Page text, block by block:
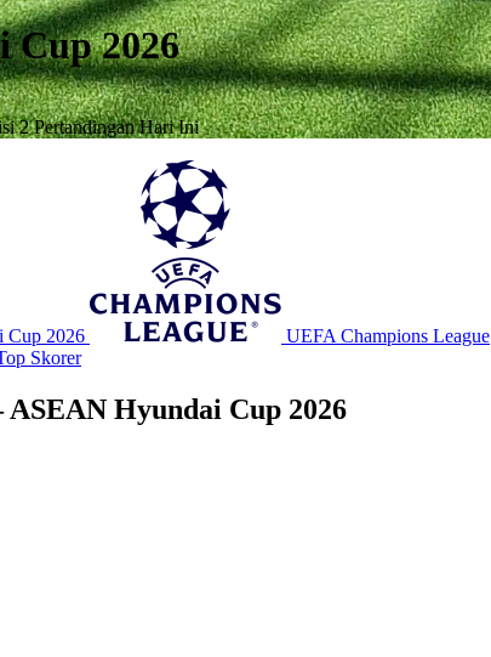
Cup 2026
2 Pertandingan Hari Ini
Cup 2026
UEFA Champions League
Skorer
Hyundai Cup 2026